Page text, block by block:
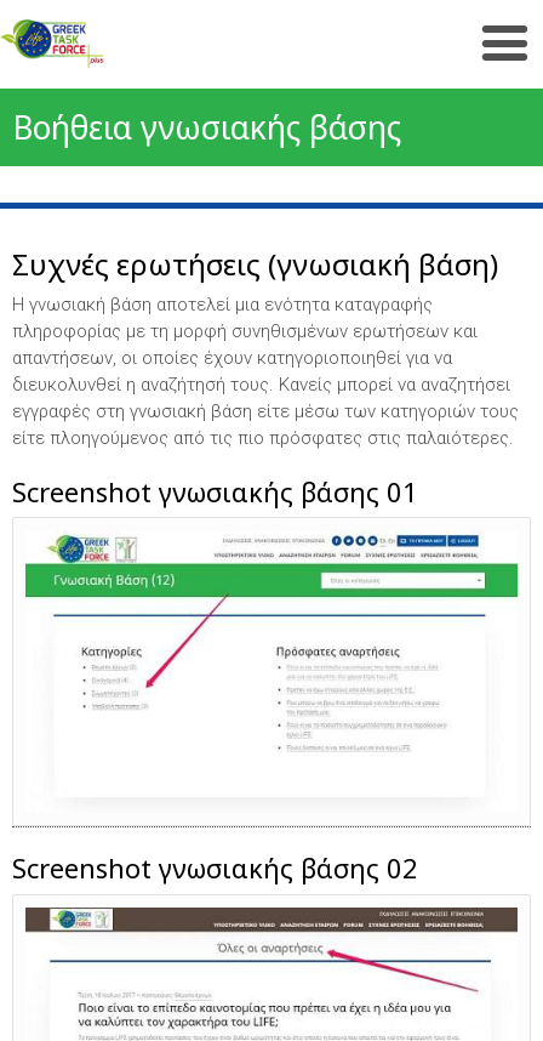
Βοήθεια γνωσιακής βάσης
Συχνές ερωτήσεις (γνωσιακή βάση)
Η γνωσιακή βάση αποτελεί μια ενότητα καταγραφής
πληροφορίας με τη μορφή συνηθισμένων ερωτήσεων και
απαντήσεων, οι οποίες έχουν κατηγοριοποιηθεί για να
διευκολυνθεί η αναζήτησή τους. Κανείς μπορεί να αναζητήσει
εγγραφές στη γνωσιακή βάση είτε μέσω των κατηγοριών τους
είτε πλοηγούμενος από τις πιο πρόσφατες στις παλαιότερες.
Screenshot γνωσιακής βάσης 01
Screenshot γνωσιακής βάσης 02